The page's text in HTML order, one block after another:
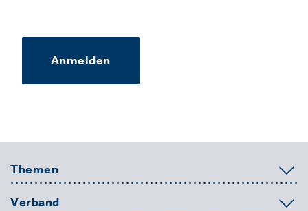
Anmelden
Themen
Verband